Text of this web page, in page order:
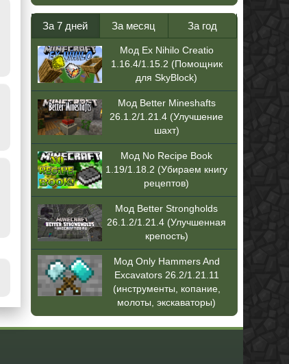
За 7 дней За месяц За год
Мод Ex Nihilo Creatio
1.16.4/1.15.2 (Помощник
для SkyBlock)
Мод Better Mineshafts
26.1.2/1.21.4 (Улучшение
шахт)
Мод No Recipe Book
1.19/1.18.2 (Убираем книгу
рецептов)
Мод Better Strongholds
26.1.2/1.21.4 (Улучшенная
крепость)
Мод Only Hammers And
Excavators 26.2/1.21.11
(инструменты, копание,
молоты, экскаваторы)